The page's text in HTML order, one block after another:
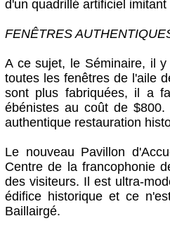
d'un quadrillé artificiel
FENÊTRES
A ce sujet, le Séminaire, il
toutes les fenêtres de l'aile
sont plus fabriquées, il a
ébénistes au coût de
authentique restauration
Le nouveau Pavillon
Centre de la francophonie
des visiteurs. Il est ultra-
édifice historique et ce
Baillairgé.